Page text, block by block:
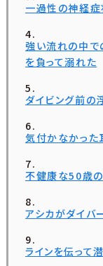
一過性の神経症
強い流れの中で
を負って溺れた
ダイビング前の
気付かなかった
不健康な50歳
アシカがダイバ
ラインを伝って